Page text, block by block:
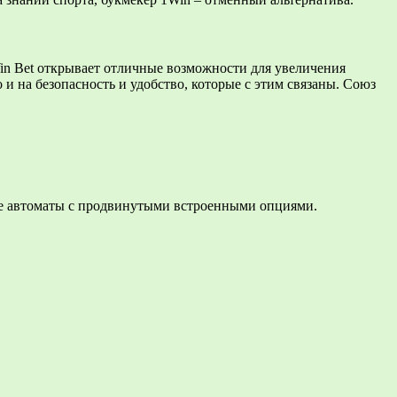
Bet открывает отличные возможности для увеличения
безопасность и удобство, которые с этим связаны. Союз
aвтoмaты c пpoдвинутыми вcтpoeнными oпциями.